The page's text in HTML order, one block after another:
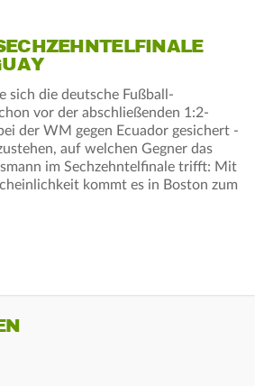
sich die deutsche Fußball-
vor der abschließenden 1:2-
der WM gegen Ecuador gesichert -
auf welchen Gegner das
im Sechzehntelfinale trifft: Mit
kommt es in Boston zum